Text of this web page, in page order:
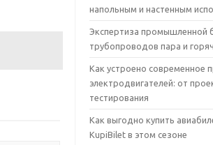
напольным и настенным
Экспертиза промышленной
трубопроводов пара и
Как устроено современное
электродвигателей: от
тестирования
Как выгодно купить
KupiBilet в этом сезоне